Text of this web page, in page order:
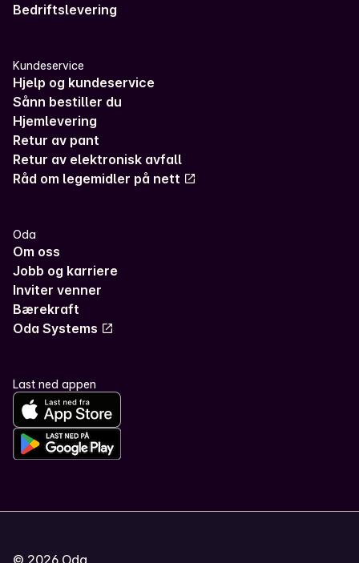
Bedriftslevering
Kundeservice
Hjelp og kundeservice
Sånn bestiller du
Hjemlevering
Retur av pant
Retur av elektronisk avfall
Råd om legemidler på nett
Oda
Om oss
Jobb og karriere
Inviter venner
Bærekraft
Oda Systems
Last ned appen